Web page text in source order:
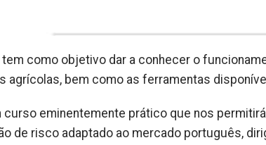
tem como objetivo dar a conhecer o
agrícolas, bem como as ferramentas
curso eminentemente prático que nos
de risco adaptado ao mercado português,